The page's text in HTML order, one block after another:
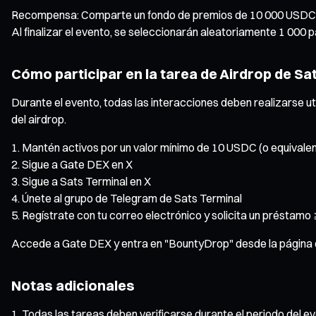
Recompensa: Comparte un fondo de premios de 10 000 USDC
Al finalizar el evento, se seleccionarán aleatoriamente 1
Cómo participar en la tarea de Airdrop de
Durante el evento, todas las interacciones deben realizarse
del airdrop.
Mantén activos por un valor mínimo de 10 USDC (o
Sigue a Gate DEX en X
Sigue a Sats Terminal en X
Únete al grupo de Telegram de Sats Terminal
Regístrate con tu correo electrónico y solicita un préstamo
Accede a Gate DEX y entra en "BountyDrop" desde la
Notas adicionales